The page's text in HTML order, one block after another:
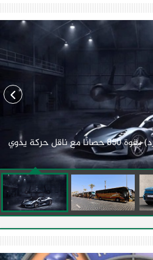
هينيسي تطرح طراز (بلاك بيرد) بقوة 850 حصانًا مع ناقل حركة يدوي